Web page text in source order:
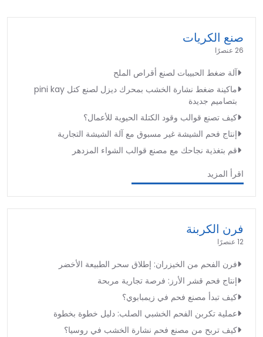
صنع الكريات
26 عنصرًا
آلة ضغط الحبيبات لصنع أقراص الملح
ماكينة ضغط نشارة الخشب بمحرك ديزل لصنع كتل pini kay
بتصاميم جديدة
كيف تصنع قوالب وقود الكتلة الحيوية للأعمال؟
إنتاج فحم الشيشة غير مسبوق مع آلة الشيشة التجارية
قم بتغذية نجاحك مع مصنع قوالب الشواء المزدهر
اقرأ المزيد
فرن الكربنة
12 عنصرًا
فرن الفحم من الخيزران: إطلاق سحر الطبيعة الأخضر
إنتاج فحم قشر الأرز: فرصة تجارية مربحة
كيف تبدأ مصنع فحم في زيمبابوي؟
عملية تكربن الفحم الخشبي الصلب: دليل خطوة بخطوة
كيف تربح من مصنع فحم نشارة الخشب في روسيا؟